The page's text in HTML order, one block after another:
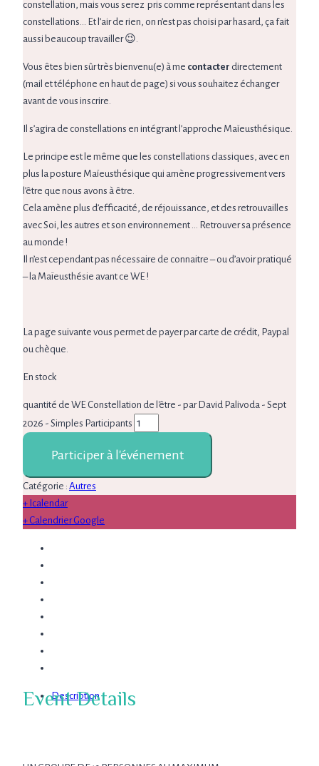
constellation, mais vous serez pris comme représentant dans les
constellations… Et l’air de rien, on n’est pas choisi par hasard, ça fait
aussi beaucoup travailler 😉.
Vous êtes bien sûr très bienvenu(e) à me contacter directement
(mail et téléphone en haut de page) si vous souhaitez échanger
avant de vous inscrire.
Il s’agira de constellations en intégrant l’approche Maïeusthésique.
Le principe est le même que les constellations classiques, avec en
plus la posture Maïeusthésique qui amène progressivement vers
l’être que nous avons à être.
Cela amène plus d’efficacité, de réjouissance, et des retrouvailles
avec Soi, les autres et son environnement … Retrouver sa présence
au monde !
Il n’est cependant pas nécessaire de connaitre – ou d’avoir pratiqué
– la Maïeusthésie avant ce WE !
La page suivante vous permet de payer par carte de crédit, Paypal
ou chèque.
En stock
quantité de WE Constellation de l'être - par David Palivoda - Sept
2026 - Simples Participants
Participer à l'événement
Catégorie : Autres
+ Icalendar
+ Calendrier Google
Description
Event Details